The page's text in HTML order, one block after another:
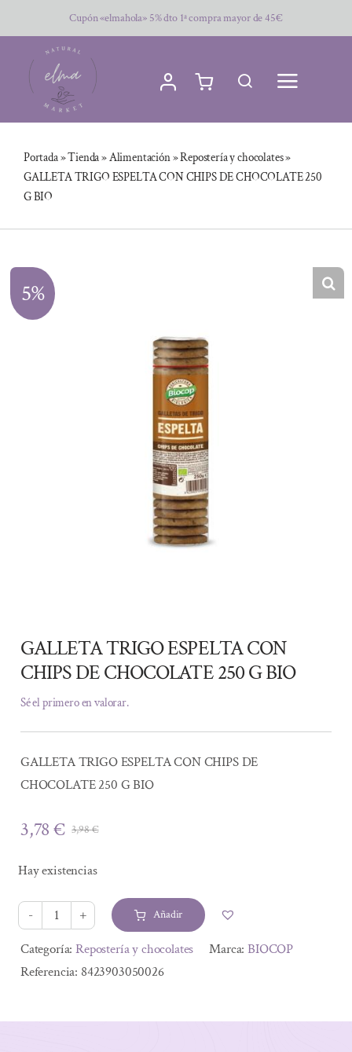
al
contenido
Cupón «elmahola» 5% dto 1ª compra mayor de 45€
Portada»Tienda»Alimentación»Repostería y chocolates»
GALLETA TRIGO ESPELTA CON CHIPS DE CHOCOLATE 250
G BIO
5%
GALLETA TRIGO ESPELTA CON
CHIPS DE CHOCOLATE 250 G BIO
Sé el primero en valorar.
GALLETA TRIGO ESPELTA CON CHIPS DE
CHOCOLATE 250 G BIO
3,98€El
era:
3,98 €.
3,78€
El
es:
3,78 €.
Hay existencias
GALLETA
TRIGO
ESPELTA
Añadir
Alternative:
Categoría:Repostería y chocolates Marca:BIOCOP
Referencia: 8423903050026